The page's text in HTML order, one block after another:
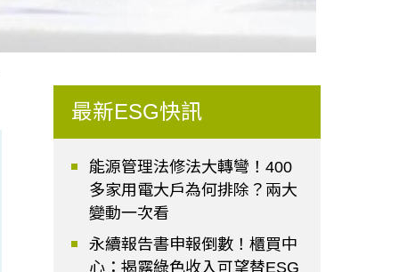
最新ESG快訊
能源管理法修法大轉彎！400
多家用電大戶為何排除？兩大
變動一次看
永續報告書申報倒數！櫃買中
心：揭露綠色收入可望替ESG